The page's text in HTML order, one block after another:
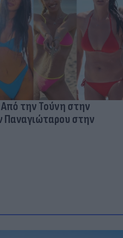
την Τούνη στην
Παναγιώταρου στην